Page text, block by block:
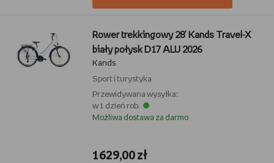
Rower trekkingowy 28' Kands Travel-X
biały połysk D17 ALU 2026
Kands
Sport i turystyka
Przewidywana wysyłka:
w 1 dzień rob.
Możliwa dostawa za darmo
1629,00 zł